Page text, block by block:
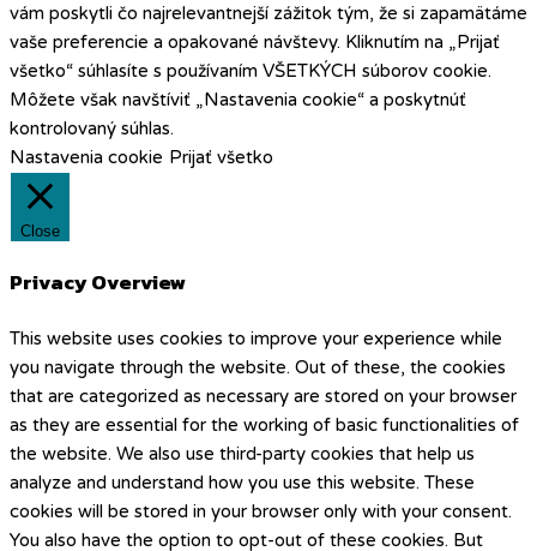
vám poskytli čo najrelevantnejší zážitok tým, že si zapamätáme
vaše preferencie a opakované návštevy. Kliknutím na „Prijať
všetko“ súhlasíte s používaním VŠETKÝCH súborov cookie.
Môžete však navštíviť „Nastavenia cookie“ a poskytnúť
kontrolovaný súhlas.
Nastavenia cookie Prijať všetko
Close
Privacy Overview
This website uses cookies to improve your experience while
you navigate through the website. Out of these, the cookies
that are categorized as necessary are stored on your browser
as they are essential for the working of basic functionalities of
the website. We also use third-party cookies that help us
analyze and understand how you use this website. These
cookies will be stored in your browser only with your consent.
You also have the option to opt-out of these cookies. But